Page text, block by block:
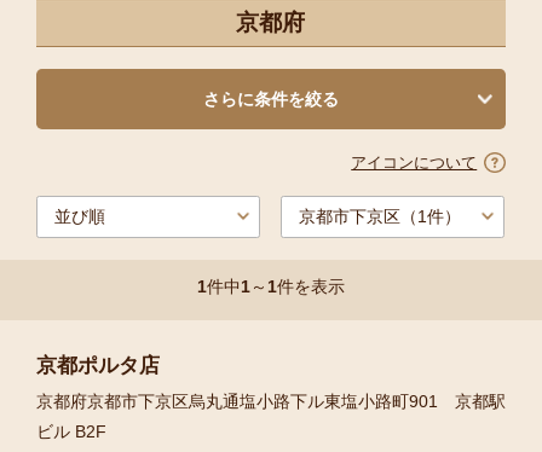
京都府
さらに条件を絞る
1件中1～1件を表示
アイコンについて
京都ポルタ店
京都府京都市下京区烏丸通塩小路下ル東塩小路町901 京都駅
ビル B2F